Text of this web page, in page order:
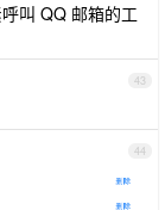
叫 QQ 邮箱的工
43
44